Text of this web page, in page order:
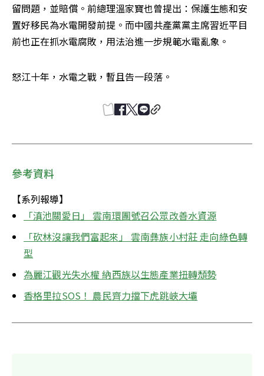
留問題，並賠償。前總理溫家寶也曾提出：保護生態和安
置好移民為水電開發前提。而中國共產黨黨主席習近平目
前也正在抓水電腐敗，用法治進一步規範水電亂象。
怒江十年，水電之戰，暫且告一段落。
參考資料
【系列報導】
「滇池關愛日」 雲南環團號召公眾改善水資源
「砍林沒讓我們富起來」 雲南彝族小村莊 走向綠色轉
型
為麗江觀光失水權 納西族以生態產業扭轉頹勢
香格里拉SOS！ 農民齊力擋下虎跳峽大壩